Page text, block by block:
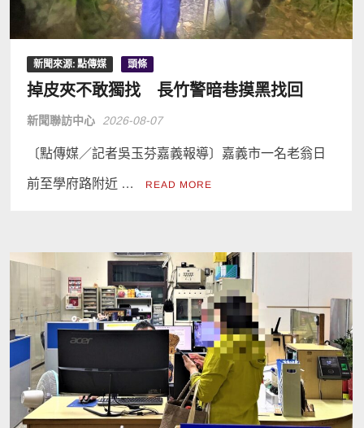
新聞來源: 點傳媒 頭條
掉皮夾不敢獨找 長竹警暗巷摸黑找回
新聞聯訪中心 2026-08-07
〔點傳媒／記者吳玉芬嘉義報導〕嘉義市一名老翁日
前至學府路附近 … READ MORE